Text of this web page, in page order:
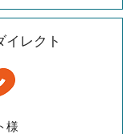
イレクト
様